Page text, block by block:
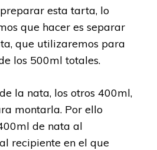
esta tarta, lo
que hacer es separar
que utilizaremos para
los 500ml totales.
la nata, los otros 400ml,
montarla. Por ello
de nata al
recipiente en el que